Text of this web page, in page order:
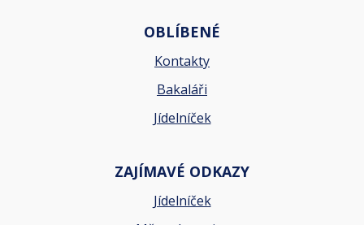
OBLÍBENÉ
Kontakty
Bakaláři
Jídelníček
ZAJÍMAVÉ ODKAZY
Jídelníček